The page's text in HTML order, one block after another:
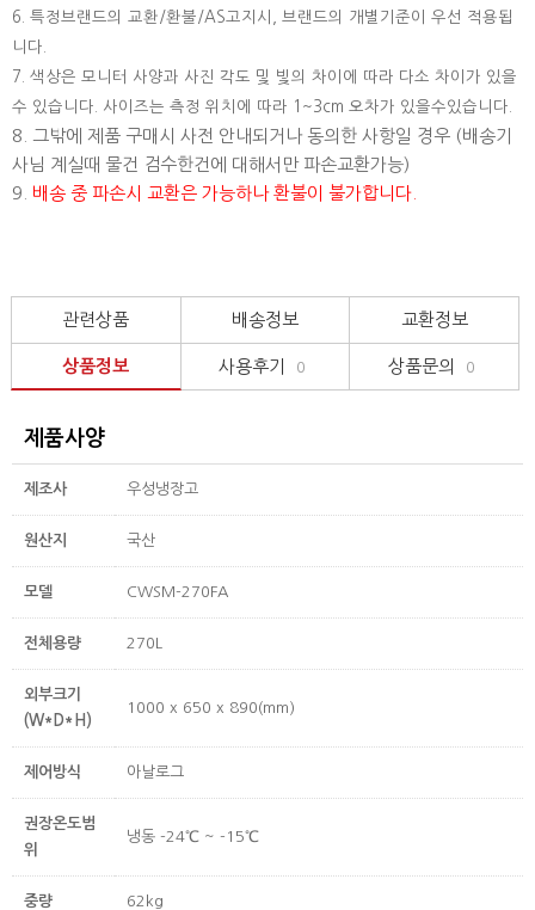
6. 특정브랜드의 교환/환불/AS고지시, 브랜드의 개별기준이 우선 적용됩
니다.
7. 색상은 모니터 사양과 사진 각도 및 빛의 차이에 따라 다소 차이가 있을
수 있습니다. 사이즈는 측정 위치에 따라 1~3cm 오차가 있을수있습니다.
8. 그밖에 제품 구매시 사전 안내되거나 동의한 사항일 경우 (배송기
사님 계실때 물건 검수한건에 대해서만 파손교환가능)
9. 배송 중 파손시 교환은 가능하나 환불이 불가합니다.
관련상품 배송정보 교환정보
상품정보 사용후기 0 상품문의 0
제품사양
제조사 우성냉장고
원산지 국산
모델 CWSM-270FA
전체용량 270L
외부크기
(W*D*H)
1000 x 650 x 890(mm)
제어방식 아날로그
권장온도범
위
냉동 -24℃ ~ -15℃
중량 62kg